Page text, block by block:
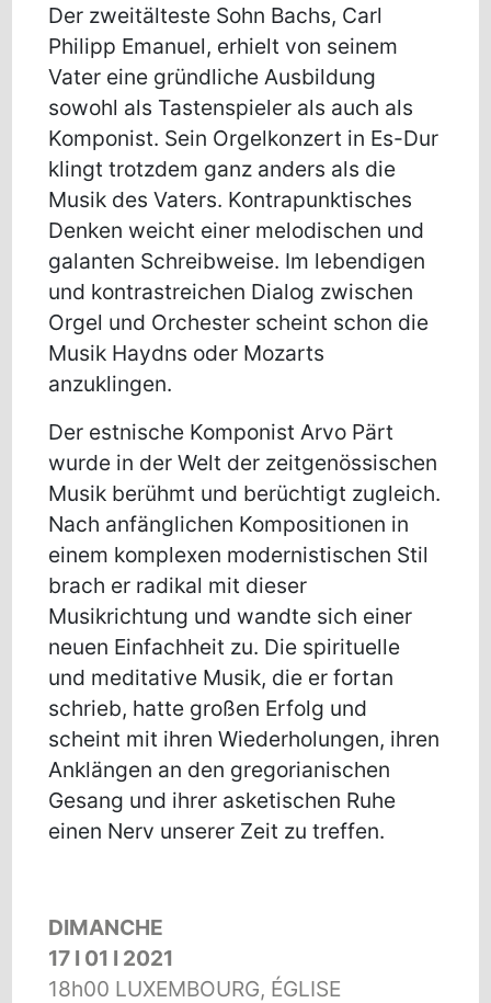
Der zweitälteste Sohn Bachs, Carl
Philipp Emanuel, erhielt von seinem
Vater eine gründliche Ausbildung
sowohl als Tastenspieler als auch als
Komponist. Sein Orgelkonzert in Es-Dur
klingt trotzdem ganz anders als die
Musik des Vaters. Kontrapunktisches
Denken weicht einer melodischen und
galanten Schreibweise. Im lebendigen
und kontrastreichen Dialog zwischen
Orgel und Orchester scheint schon die
Musik Haydns oder Mozarts
anzuklingen.
Der estnische Komponist Arvo Pärt
wurde in der Welt der zeitgenössischen
Musik berühmt und berüchtigt zugleich.
Nach anfänglichen Kompositionen in
einem komplexen modernistischen Stil
brach er radikal mit dieser
Musikrichtung und wandte sich einer
neuen Einfachheit zu. Die spirituelle
und meditative Musik, die er fortan
schrieb, hatte großen Erfolg und
scheint mit ihren Wiederholungen, ihren
Anklängen an den gregorianischen
Gesang und ihrer asketischen Ruhe
einen Nerv unserer Zeit zu treffen.
DIMANCHE
17 I 01 I 2021
18h00 LUXEMBOURG, ÉGLISE